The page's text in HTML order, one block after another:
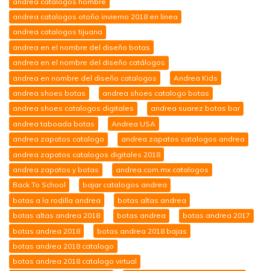
andrea catalogos otoño invierno 2018 en linea
andrea catalogos tijuana
andrea en el nombre del diseño botas
andrea en el nombre del diseño catálogos
andrea en nombre del diseño catalogos
Andrea Kids
andrea shoes botas
andrea shoes catalogo botas
andrea shoes catalogos digitales
andrea suarez botas bar
andrea taboada botas
Andrea USA
andrea zapatos catalogo
andrea zapatos catalogos andrea
andrea zapatos catalogos digitales 2018
andrea zapatos y botas
andrea.com.mx catalogos
Back To School
bajar catalogos andrea
botas a la rodilla andrea
botas altas andrea
botas altas andrea 2018
botas andrea
botas andrea 2017
botas andrea 2018
botas andrea 2018 bajas
botas andrea 2018 catalogo
botas andrea 2018 catalogo virtual